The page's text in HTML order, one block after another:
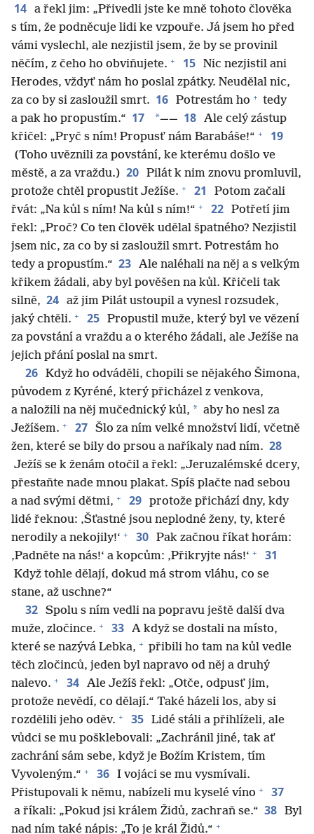
14 a řekl jim: „Přivedli jste ke mně tohoto člověka
s tím, že podněcuje lidi ke vzpouře. Já jsem ho před
vámi vyslechl, ale nezjistil jsem, že by se provinil
něčím, z čeho ho obviňujete. + 15 Nic nezjistil ani
Herodes, vždyť nám ho poslal zpátky. Neudělal nic,
za co by si zasloužil smrt. 16 Potrestám ho + tedy
a pak ho propustím.“ 17 *—— 18 Ale celý zástup
křičel: „Pryč s ním! Propusť nám Barabáše!“ + 19
(Toho uvěznili za povstání, ke kterému došlo ve
městě, a za vraždu.) 20 Pilát k nim znovu promluvil,
protože chtěl propustit Ježíše. + 21
Potom začali
řvát: „Na kůl s ním! Na kůl s ním!“ + 22 Potřetí jim
řekl: „Proč? Co ten člověk udělal špatného? Nezjistil
jsem nic, za co by si zasloužil smrt. Potrestám ho
tedy a propustím.“ 23 Ale naléhali na něj a s velkým
křikem žádali, aby byl pověšen na kůl. Křičeli tak
silně, 24 až jim Pilát ustoupil a vynesl rozsudek,
jaký chtěli. + 25 Propustil muže, který byl ve vězení
za povstání a vraždu a o kterého žádali, ale Ježíše na
jejich přání poslal na smrt.
26 Když ho odváděli, chopili se nějakého Šimona,
původem z Kyréné, který přicházel z venkova,
a naložili na něj mučednický kůl, * aby ho nesl za
Ježíšem. + 27 Šlo za ním velké množství lidí, včetně
žen, které se bily do prsou a naříkaly nad ním. 28
Ježíš se k ženám otočil a řekl: „Jeruzalémské dcery,
přestaňte nade mnou plakat. Spíš plačte nad sebou
a nad svými dětmi, + 29 protože přichází dny, kdy
lidé řeknou: ‚Šťastné jsou neplodné ženy, ty, které
nerodily a nekojily!‘ + 30 Pak začnou říkat horám:
‚Padněte na nás!‘ a kopcům: ‚Přikryjte nás!‘ + 31
Když tohle dělají, dokud má strom vláhu, co se
stane, až uschne?“
32 Spolu s ním vedli na popravu ještě další dva
muže, zločince. + 33 A když se dostali na místo,
které se nazývá Lebka, + přibili ho tam na kůl vedle
těch zločinců, jeden byl napravo od něj a druhý
nalevo. + 34 Ale Ježíš řekl: „Otče, odpusť jim,
protože nevědí, co dělají.“ Také házeli los, aby si
rozdělili jeho oděv. + 35 Lidé stáli a přihlíželi, ale
vůdci se mu pošklebovali: „Zachránil jiné, tak ať
zachrání sám sebe, když je Božím Kristem, tím
Vyvoleným.“ + 36 I vojáci se mu vysmívali.
Přistupovali k němu, nabízeli mu kyselé víno + 37
a říkali: „Pokud jsi králem Židů, zachraň se.“ 38 Byl
nad ním také nápis: „To je král Židů.“ +